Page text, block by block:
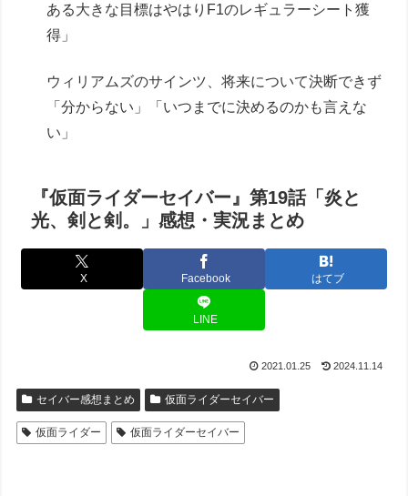
ある大きな目標はやはりF1のレギュラーシート獲
得」
ウィリアムズのサインツ、将来について決断できず
「分からない」「いつまでに決めるのかも言えな
い」
『仮面ライダーセイバー』第19話「炎と
光、剣と剣。」感想・実況まとめ
X Facebook はてブ
LINE
2021.01.25 2024.11.14
セイバー感想まとめ 仮面ライダーセイバー
仮面ライダー 仮面ライダーセイバー